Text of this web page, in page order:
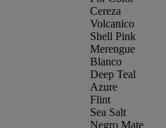
Cereza
Volcanico
Shell Pink
Merengue
Blanco
Deep Teal
Azure
Flint
Sea Salt
Negro Mate